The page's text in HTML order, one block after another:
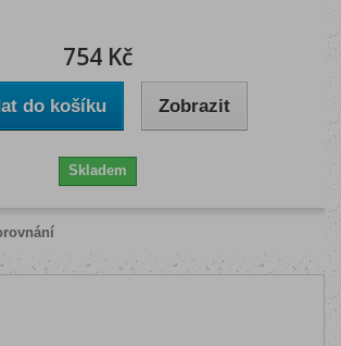
754 Kč
do košíku Zobrazit
Skladem